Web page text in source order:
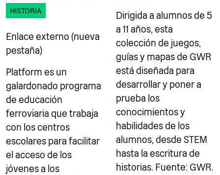
HISTORIA
Enlace externo (nueva
pestaña)
Platform es un
galardonado programa
de educación
ferroviaria que trabaja
con los centros
escolares para facilitar
el acceso de los
jóvenes a los
Dirigida a alumnos de 5
a 11 años, esta
colección de juegos,
guías y mapas de GWR
está diseñada para
desarrollar y poner a
prueba los
conocimientos y
habilidades de los
alumnos, desde STEM
hasta la escritura de
historias. Fuente: GWR.